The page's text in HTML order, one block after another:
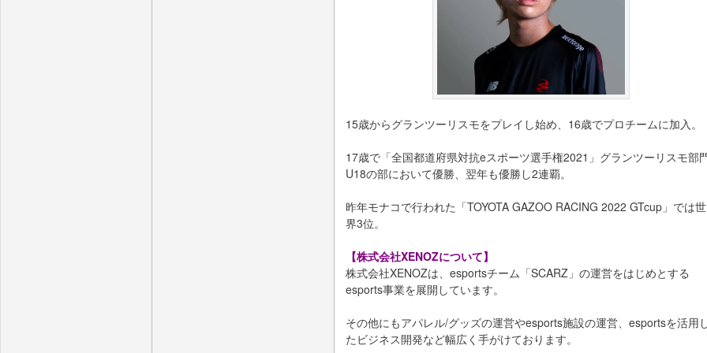
15歳からグランツーリスモをプレイし始め、16歳でプロチームに加入。
17歳で「全国都道府県対抗eスポーツ選手権2021」グランツーリスモ部
U18の部において優勝、翌年も優勝し2連覇。
昨年モナコで行われた「TOYOTA GAZOO RACING 2022 GTcup」では世
界3位。
【株式会社XENOZについて】
株式会社XENOZは、esportsチーム「SCARZ」の運営をはじめとする
esports事業を展開しています。
その他にもアパレル/グッズの運営やesports施設の運営、esportsを活用
たビジネス開発など幅広く手がけております。